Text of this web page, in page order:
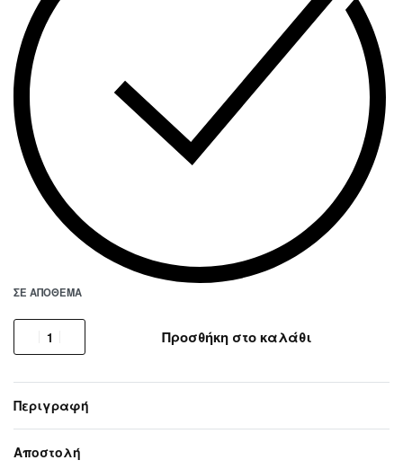
ΣΕ ΑΠΌΘΕΜΑ
Προσθήκη στο καλάθι
Περιγραφή
Αποστολή